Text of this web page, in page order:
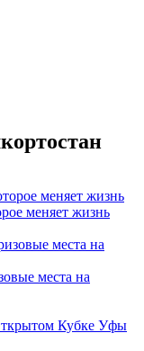
меняет жизнь
места на